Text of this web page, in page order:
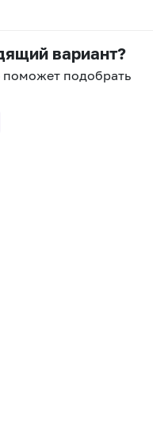
вариант?
подобрать